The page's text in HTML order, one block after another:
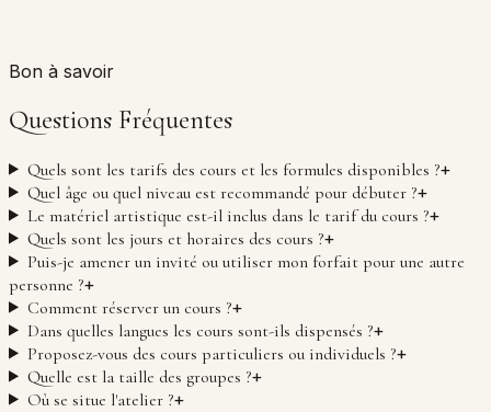
Bon à savoir
Questions Fréquentes
Quels sont les tarifs des cours et les formules disponibles ?+
Quel âge ou quel niveau est recommandé pour débuter ?+
Le matériel artistique est-il inclus dans le tarif du cours ?+
Quels sont les jours et horaires des cours ?+
Puis-je amener un invité ou utiliser mon forfait pour une autre
personne ?+
Comment réserver un cours ?+
Dans quelles langues les cours sont-ils dispensés ?+
Proposez-vous des cours particuliers ou individuels ?+
Quelle est la taille des groupes ?+
Où se situe l'atelier ?+